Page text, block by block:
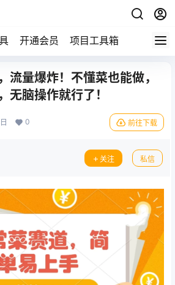
开通会员 项目工具箱
流量爆炸！不懂菜也能做，
无脑操作就行了！
0 前往下载
关注 私信